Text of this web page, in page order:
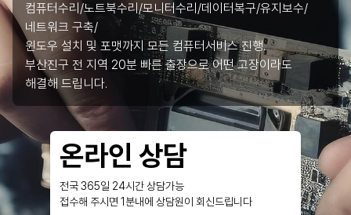
컴퓨터수리/노트북수리/모니터수리/데이터복구/유지보수/
네트워크 구축/
윈도우 설치 및 포맷까지 모든 컴퓨터서비스 진행.
부산진구 전 지역 20분 빠른 출장으로 어떤 고장이라도
해결해 드립니다.
온라인 상담
전국 365일 24시간 상담가능
접수해 주시면 1분내에 상담원이 회신드립니다